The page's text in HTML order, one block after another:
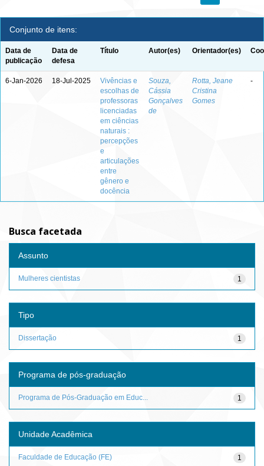
Conjunto de itens:
Data de
publicação
Data de
defesa
Título Autor(es) Orientador(es)
6-Jan-2026 18-Jul-2025
Vivências e
escolhas de
professoras
licenciadas
em ciências
naturais :
percepções
e
articulações
entre
gênero e
docência
Souza,
Cássia
Gonçalves
de
Rotta, Jeane
Cristina
Gomes
-
Busca facetada
Assunto
1
Mulheres cientistas
Tipo
1
Dissertação
Programa de pós-graduação
1
Programa de Pós-Graduação em Educ...
Unidade Acadêmica
1
Faculdade de Educação (FE)